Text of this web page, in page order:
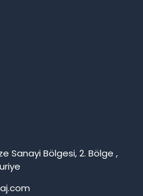
Sanayi Bölgesi, 2. Bölge ,